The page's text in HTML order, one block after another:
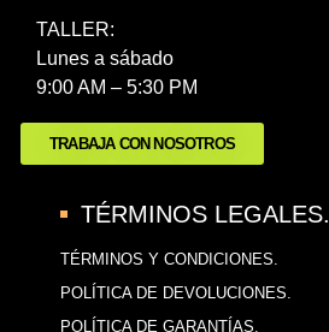
TALLER:
Lunes a sábado
9:00 AM – 5:30 PM
TRABAJA CON NOSOTROS
TÉRMINOS LEGALES.
TÉRMINOS Y CONDICIONES.
POLÍTICA DE DEVOLUCIONES.
POLÍTICA DE GARANTÍAS.